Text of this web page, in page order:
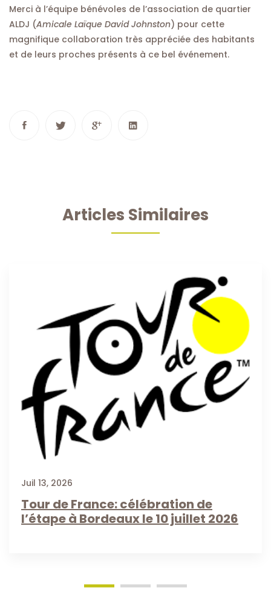
Merci à l’équipe bénévoles de l’association de quartier
ALDJ (Amicale Laïque David Johnston) pour cette
magnifique collaboration très appréciée des habitants
et de leurs proches présents à ce bel événement.
Articles Similaires
Juil 13, 2026
Tour de France: célébration de
l’étape à Bordeaux le 10 juillet 2026